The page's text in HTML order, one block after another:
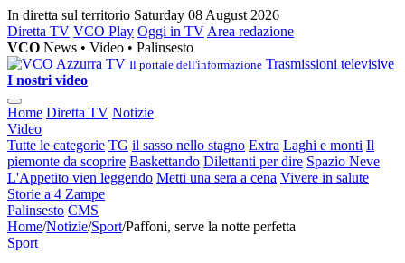
In diretta sul territorio Saturday 08 August 2026
Diretta TV VCO Play Oggi in TV Area redazione
VCO News • Video • Palinsesto
Il portale dell'informazione Trasmissioni televisive
I nostri video
Home Diretta TV Notizie
Video
Tutte le categorie TG il sasso nello stagno Extra Laghi e monti Il
piemonte da scoprire Baskettando Dilettanti per dire Spazio Neve
L'Appetito vien leggendo Metti una sera a cena Vivere in salute
Storie a 4 Zampe
Palinsesto CMS
Home/Notizie/Sport/Paffoni, serve la notte perfetta
Sport